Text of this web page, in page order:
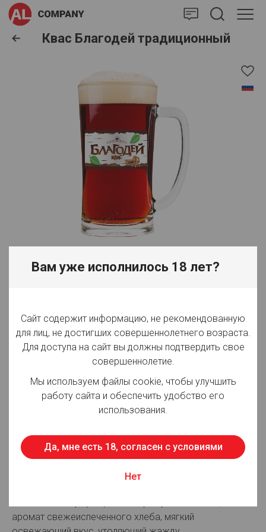
Квас Благодей традиционный
Вид товара: Квас
Объём: 30 л
Вид упаковки: Кега
40 суток
Страна производства: Россия
Для просмотра цен авторизуйтесь
аромат свежеиспеченного хлеба, мягкий
Вам уже исполнилось 18 лет?
Сайт содержит информацию, не рекомендованную
для лиц, не достигших совершеннолетнего возраста.
Для доступа на сайт вы должны подтвердить свое
совершеннолетие.
Мы используем файлы cookie, чтобы улучшить
работу сайта и обеспечить удобство его
использования.
Да, мне есть 18, согласен с условиями
Нет